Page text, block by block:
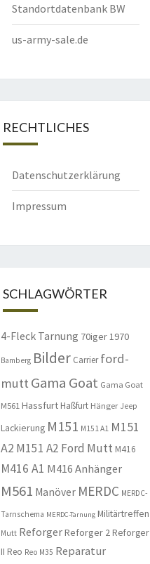
Standortdatenbank BW
us-army-sale.de
RECHTLICHES
Datenschutzerklärung
Impressum
SCHLAGWÖRTER
4-Fleck Tarnung 70iger1970
Bamberg Bilder Carrier ford-
mutt Gama Goat Gama Goat
M561 Hassfurt Haßfurt Hänger Jeep
Lackierung M151 M151 A1 M151
A2 M151 A2 Ford Mutt M416
M416 A1 M416 Anhänger
M561 Manöver MERDC MERDC-
Tarnschema MERDC-Tarnung Militärtreffen
Mutt ReforgerReforger 2Reforger
II Reo Reo M35 Reparatur